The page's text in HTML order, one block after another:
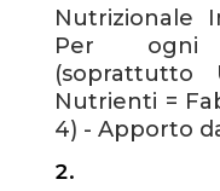
Nutrizionale
Per ogni
(soprattutto
Nutrienti =
4) - Apporto